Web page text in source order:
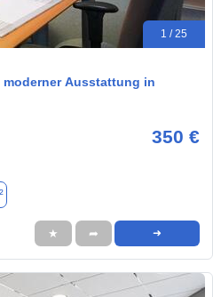
1 / 25
Ausstattung in
350 €
★ ➦ ➜